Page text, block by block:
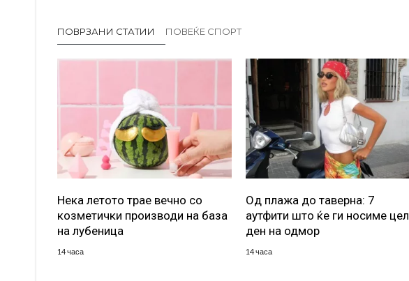
ПОВРЗАНИ СТАТИИ ПОВЕЌЕ СПОРТ
Нека летото трае вечно со
козметички производи на база
на лубеница
14 часа
Од плажа до таверна: 7
аутфити што ќе ги носиме цел
ден на одмор
14 часа